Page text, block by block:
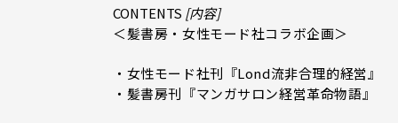
CONTENTS [内容]
＜髪書房・女性モード社コラボ企画＞
・女性モード社刊『Lond流非合理的経営』
・髪書房刊『マンガサロン経営革命物語』